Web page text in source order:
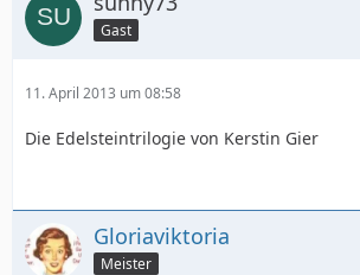
Gast
11. April 2013 um 08:58
Die Edelsteintrilogie von Kerstin Gier
Gloriaviktoria
Meister